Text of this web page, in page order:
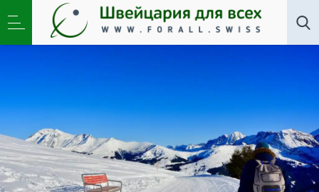
Литклуб Охрантология»Шестеро на снегу